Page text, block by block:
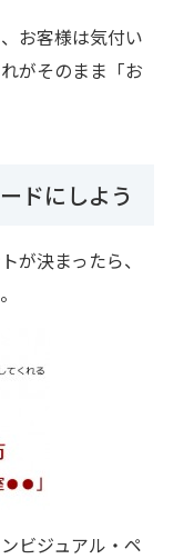
お客様は気付い
がそのまま「お
ドにしよう
が決まったら、
ビジュアル・ペ